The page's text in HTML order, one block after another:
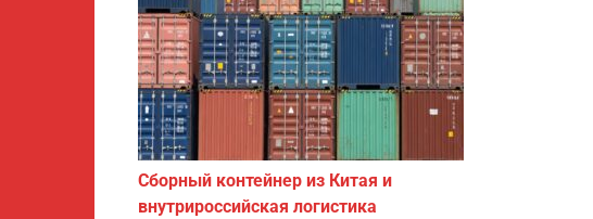
Сборный контейнер из Китая и
внутрироссийская логистика